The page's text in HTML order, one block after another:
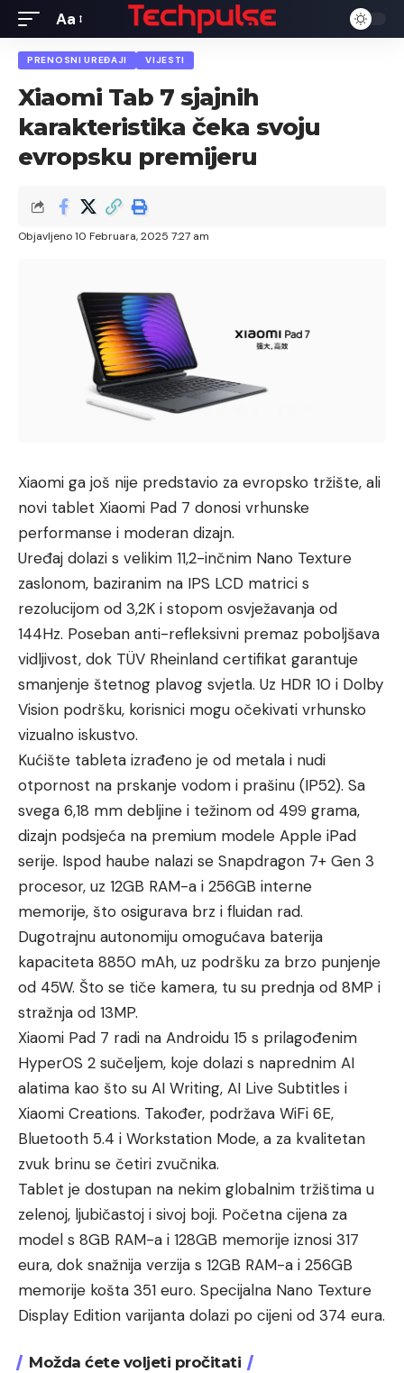
Font
Resizer
Aa
PRENOSNI UREĐAJI VIJESTI
Xiaomi Tab 7 sjajnih
karakteristika čeka svoju
evropsku premijeru
Objavljeno 10 Februara, 2025 7:27 am
Xiaomi ga još nije predstavio za evropsko tržište, ali
novi tablet Xiaomi Pad 7 donosi vrhunske
performanse i moderan dizajn.
Uređaj dolazi s velikim 11,2-inčnim Nano Texture
zaslonom, baziranim na IPS LCD matrici s
rezolucijom od 3,2K i stopom osvježavanja od
144Hz. Poseban anti-refleksivni premaz poboljšava
vidljivost, dok TÜV Rheinland certifikat garantuje
smanjenje štetnog plavog svjetla. Uz HDR 10 i Dolby
Vision podršku, korisnici mogu očekivati vrhunsko
vizualno iskustvo.
Kućište tableta izrađeno je od metala i nudi
otpornost na prskanje vodom i prašinu (IP52). Sa
svega 6,18 mm debljine i težinom od 499 grama,
dizajn podsjeća na premium modele Apple iPad
serije. Ispod haube nalazi se Snapdragon 7+ Gen 3
procesor, uz 12GB RAM-a i 256GB interne
memorije, što osigurava brz i fluidan rad.
Dugotrajnu autonomiju omogućava baterija
kapaciteta 8850 mAh, uz podršku za brzo punjenje
od 45W. Što se tiče kamera, tu su prednja od 8MP i
stražnja od 13MP.
Xiaomi Pad 7 radi na Androidu 15 s prilagođenim
HyperOS 2 sučeljem, koje dolazi s naprednim AI
alatima kao što su AI Writing, AI Live Subtitles i
Xiaomi Creations. Također, podržava WiFi 6E,
Bluetooth 5.4 i Workstation Mode, a za kvalitetan
zvuk brinu se četiri zvučnika.
Tablet je dostupan na nekim globalnim tržištima u
zelenoj, ljubičastoj i sivoj boji. Početna cijena za
model s 8GB RAM-a i 128GB memorije iznosi 317
eura, dok snažnija verzija s 12GB RAM-a i 256GB
memorije košta 351 euro. Specijalna Nano Texture
Display Edition varijanta dolazi po cijeni od 374 eura.
Možda ćete voljeti pročitati